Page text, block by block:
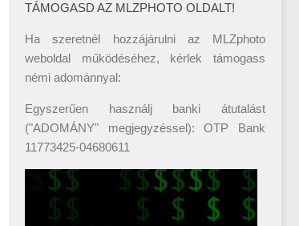
TÁMOGASD AZ MLZPHOTO OLDALT!
Ha szeretnél hozzájárulni az MLZphoto
weboldal működéséhez, kérlek támogass
némi adománnyal:
Egyszerűen használj banki átutalást
("ADOMÁNY" megjegyzéssel): OTP Bank
11773425-04680611